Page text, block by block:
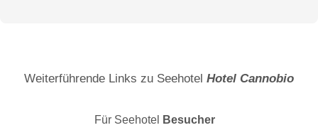
E-Mail-Adresse (wird nicht veröffentlicht)
Weiterführende Links zu Seehotel Hotel Cannobio
Für Seehotel Besucher